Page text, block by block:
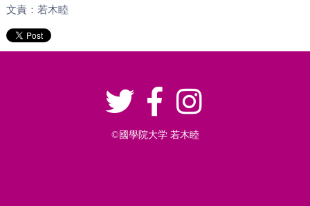
文責：若木睦
©︎國學院大学 若木睦